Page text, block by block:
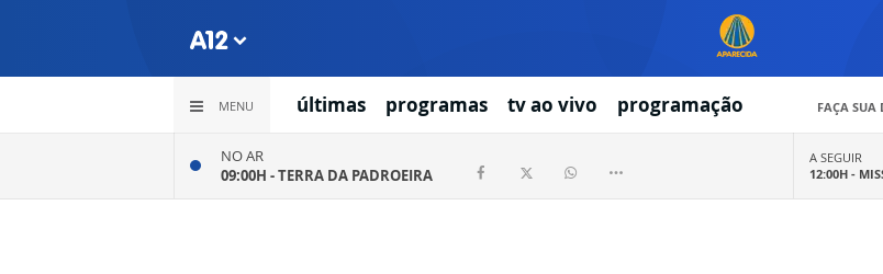
MENU últimas programas tv ao vivo programação FAÇA SUA
NO AR
09:00H -TERRA DA PADROEIRA
A SEGUIR
12:00H -